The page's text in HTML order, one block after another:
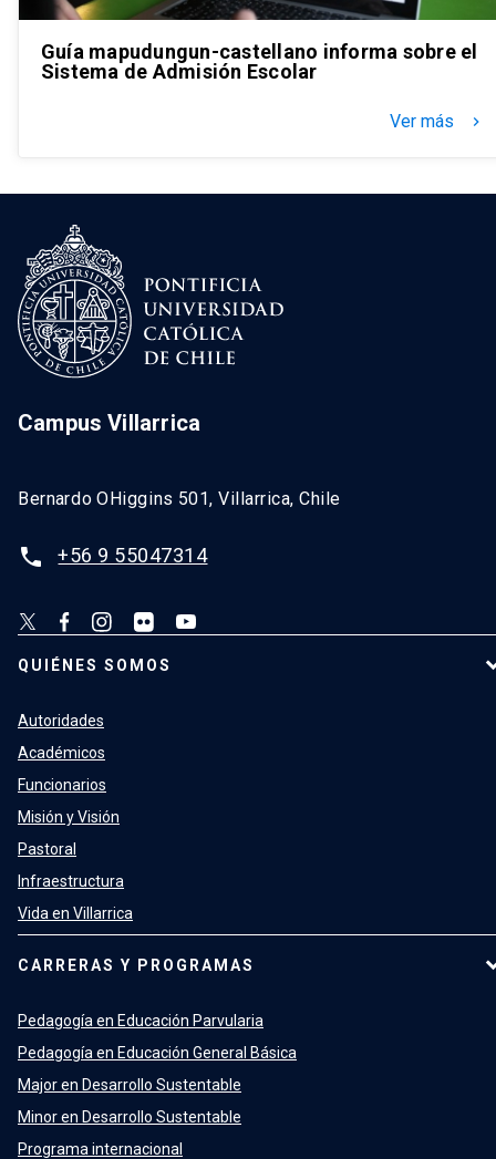
Guía mapudungun-castellano informa sobre el
Sistema de Admisión Escolar
Ver más keyboard_arrow_right
Campus Villarrica
Bernardo OHiggins 501, Villarrica, Chile
phone +56 9 55047314
QUIÉNES SOMOS
Autoridades
Académicos
Funcionarios
Misión y Visión
Pastoral
Infraestructura
Vida en Villarrica
CARRERAS Y PROGRAMAS
Pedagogía en Educación Parvularia
Pedagogía en Educación General Básica
Major en Desarrollo Sustentable
Minor en Desarrollo Sustentable
Programa internacional